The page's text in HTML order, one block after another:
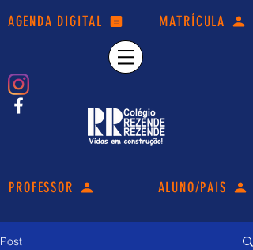
AGENDA DIGITAL MATRÍCULA
PROFESSOR ALUNO/PAIS
Post